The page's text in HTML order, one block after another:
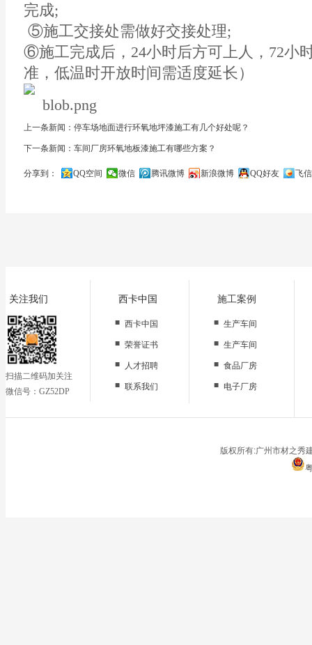
完成;
⑤施工交接处需做好交接处理;
⑥施工完成后，24小时后方可上人，72小
准，低温时开放时间需适度延长）
上一条新闻：停车场地面进行环氧地坪漆施工有几个好处呢？
下一条新闻：车间厂房环氧地板漆施工有哪些方案？
分享到： QQ空间 微信 腾讯微博 新浪微博 QQ好友
飞信
关注我们
扫描二维码加关注
微信号：GZ52DP
西卡中国
■ 西卡中国
■ 荣誉证书
■
人才招聘
■ 联系我们
施工案例
■ 生产车间
■ 生产车间
■ 食品厂房
■ 电子厂房
停车场
版权所有:广州市材之